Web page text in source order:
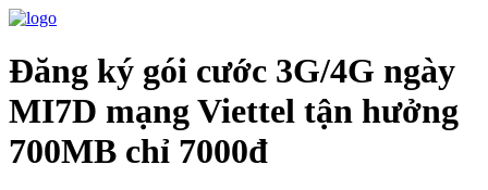
Đăng ký gói cước 3G/4G ngày
MI7D mạng Viettel tận hưởng
700MB chỉ 7000đ